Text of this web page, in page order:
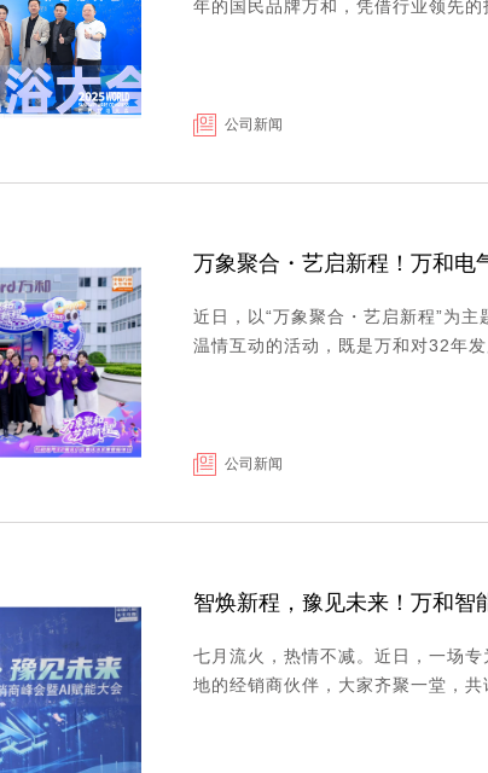
年的国民品牌万和，凭借行业领先
公司新闻
万象聚合・艺启新程！万和电
近日，以“万象聚合・艺启新程”为
温情互动的活动，既是万和对32年
公司新闻
智焕新程，豫见未来！万和智
七月流火，热情不减。近日，一场
地的经销商伙伴，大家齐聚一堂，共